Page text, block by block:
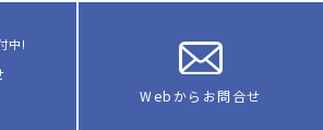
中!
Webからお問合せ